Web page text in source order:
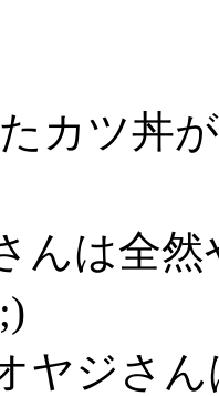
カツ丼
んは全
ヤジさ